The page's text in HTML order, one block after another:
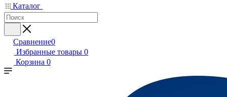
Каталог
Сравнение0
Избранные товары 0
Корзина 0